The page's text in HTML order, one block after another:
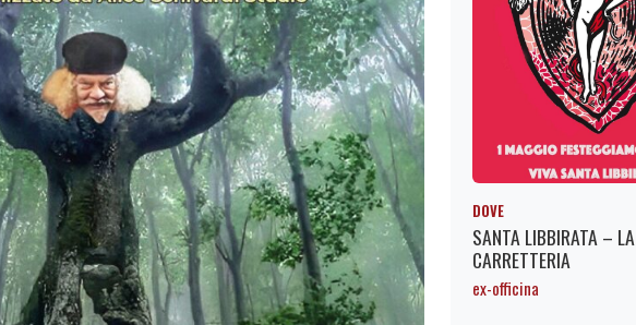
DOVE
SANTA LIBBIRATA – LA
CARRETTERIA
ex-officina